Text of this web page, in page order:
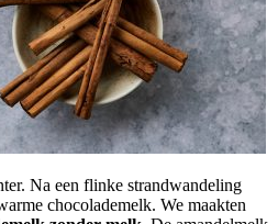
Na een flinke strandwandeling
chocolademelk. We maakten